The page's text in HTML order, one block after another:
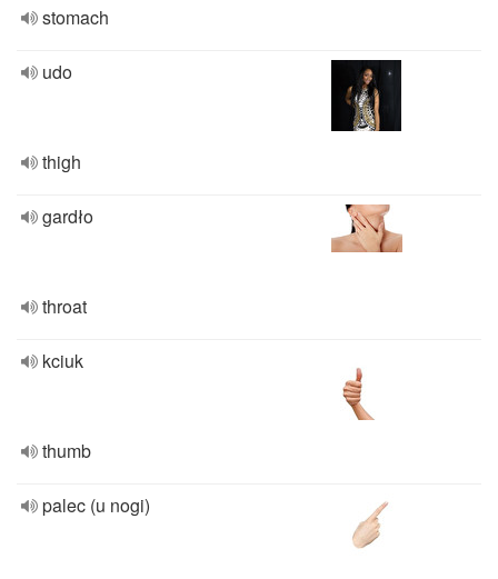
stomach
udo
thigh
gardło
throat
kciuk
thumb
palec (u nogi)